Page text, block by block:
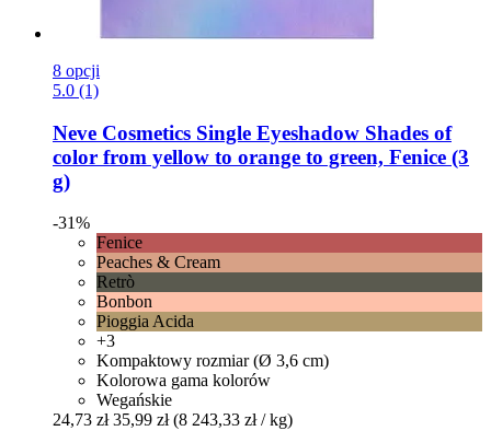
8 opcji
5.0 (1)
Neve Cosmetics Single Eyeshadow Shades of
color from yellow to orange to green, Fenice (3
g)
-31%
Fenice
Peaches & Cream
Retrò
Bonbon
Pioggia Acida
+3
Kompaktowy rozmiar (Ø 3,6 cm)
Kolorowa gama kolorów
Wegańskie
24,73 zł 35,99 zł (8 243,33 zł / kg)